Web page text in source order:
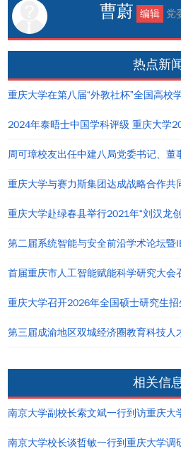
曹蔚 编辑 党
热点新
2024年泰晤士中国学科评级 重庆大学
周可璋校友出任中建八局党委书记、董
重庆大学与赛力斯集团达成战略合作共
首届重庆市人工智能赋能科学研究大会
重庆大学召开2026年全国硕士研究生
第三届成渝地区双城经济圈教育科技人
相关信
南京大学副校长索文斌一行到访重庆大
南京大学校长谈哲敏一行到重庆大学调